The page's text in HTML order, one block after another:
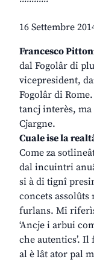
16 Settembre
Francesco
dal Fogolâr di
vicepresident,
Fogolâr di
tancj interès,
Cjargne.
Cuale ise la
Come za
dal incuintri
si à di tignî
concets assolûts
furlans. Mi
‘Ancje i arbui
che autentics’.
al è lât ator pal